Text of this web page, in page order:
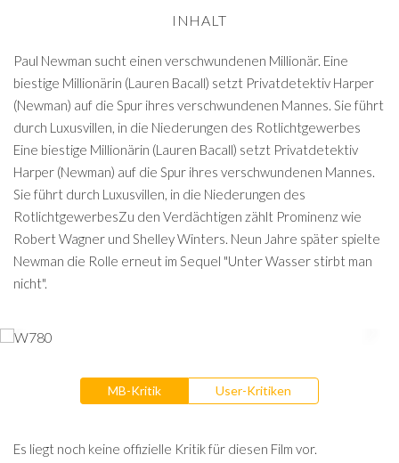
INHALT
Paul Newman sucht einen verschwundenen Millionär. Eine
biestige Millionärin (Lauren Bacall) setzt Privatdetektiv Harper
(Newman) auf die Spur ihres verschwundenen Mannes. Sie führt
durch Luxusvillen, in die Niederungen des Rotlichtgewerbes
Eine biestige Millionärin (Lauren Bacall) setzt Privatdetektiv
Harper (Newman) auf die Spur ihres verschwundenen Mannes.
Sie führt durch Luxusvillen, in die Niederungen des
RotlichtgewerbesZu den Verdächtigen zählt Prominenz wie
Robert Wagner und Shelley Winters. Neun Jahre später spielte
Newman die Rolle erneut im Sequel "Unter Wasser stirbt man
nicht".
MB-Kritik User-Kritiken
Es liegt noch keine offizielle Kritik für diesen Film vor.